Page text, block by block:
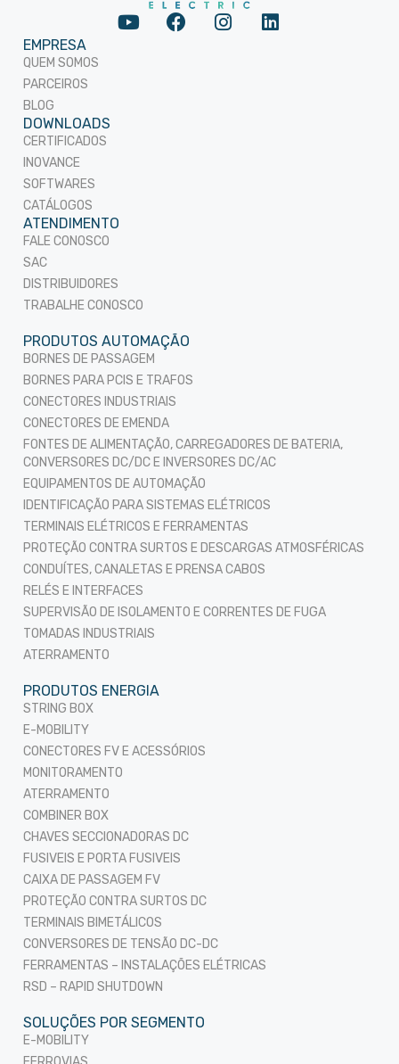
EMPRESA
QUEM SOMOS
PARCEIROS
BLOG
DOWNLOADS
CERTIFICADOS
INOVANCE
SOFTWARES
CATÁLOGOS
ATENDIMENTO
FALE CONOSCO
SAC
DISTRIBUIDORES
TRABALHE CONOSCO
PRODUTOS AUTOMAÇÃO
BORNES DE PASSAGEM
BORNES PARA PCIS E TRAFOS
CONECTORES INDUSTRIAIS
CONECTORES DE EMENDA
FONTES DE ALIMENTAÇÃO, CARREGADORES DE BATERIA,
CONVERSORES DC/DC E INVERSORES DC/AC
EQUIPAMENTOS DE AUTOMAÇÃO
IDENTIFICAÇÃO PARA SISTEMAS ELÉTRICOS
TERMINAIS ELÉTRICOS E FERRAMENTAS
PROTEÇÃO CONTRA SURTOS E DESCARGAS ATMOSFÉRICAS
CONDUÍTES, CANALETAS E PRENSA CABOS
RELÉS E INTERFACES
SUPERVISÃO DE ISOLAMENTO E CORRENTES DE FUGA
TOMADAS INDUSTRIAIS
ATERRAMENTO
PRODUTOS ENERGIA
STRING BOX
E-MOBILITY
CONECTORES FV E ACESSÓRIOS
MONITORAMENTO
ATERRAMENTO
COMBINER BOX
CHAVES SECCIONADORAS DC
FUSIVEIS E PORTA FUSIVEIS
CAIXA DE PASSAGEM FV
PROTEÇÃO CONTRA SURTOS DC
TERMINAIS BIMETÁLICOS
CONVERSORES DE TENSÃO DC-DC
FERRAMENTAS – INSTALAÇÕES ELÉTRICAS
RSD – RAPID SHUTDOWN
SOLUÇÕES POR SEGMENTO
E-MOBILITY